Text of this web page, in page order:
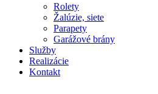
Rolety
Žalúzie, siete
Parapety
Garážové brány
Služby
Realizácie
Kontakt